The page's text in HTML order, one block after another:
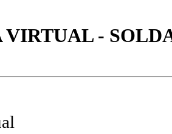
VIRTUAL -